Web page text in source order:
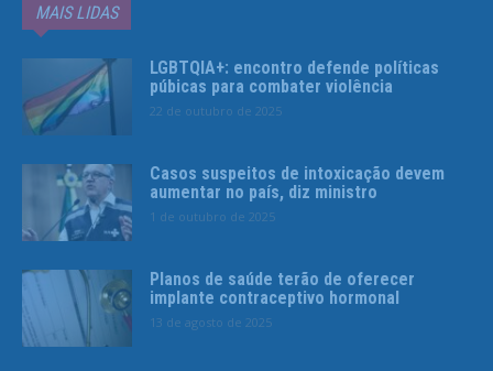
MAIS LIDAS
LGBTQIA+: encontro defende políticas
púbicas para combater violência
22 de outubro de 2025
Casos suspeitos de intoxicação devem
aumentar no país, diz ministro
1 de outubro de 2025
Planos de saúde terão de oferecer
implante contraceptivo hormonal
13 de agosto de 2025